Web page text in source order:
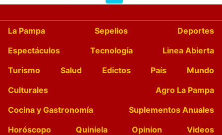
La Pampa Sepelios
Deportes
Espectáculos
Tecnología
Linea Abierta
Turismo
Salud Edictos País
Mundo
Culturales
Agro La Pampa
Cocina y Gastronomía
Suplementos Anuales
Horóscopo
Quiniela Opinion
Videos